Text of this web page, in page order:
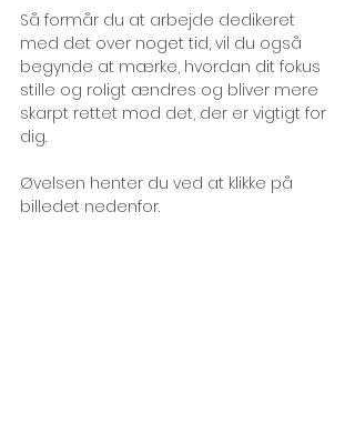
Så formår du at arbejde dedikeret
med det over noget tid, vil du også
begynde at mærke, hvordan dit fokus
stille og roligt ændres og bliver mere
skarpt rettet mod det, der er vigtigt for
dig.
Øvelsen henter du ved at klikke på
billedet nedenfor.